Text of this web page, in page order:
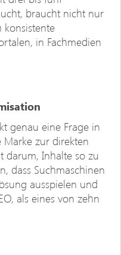
braucht nicht nur
in Fachmedien
genau eine Frage in
zur direkten
darum, Inhalte so zu
dass Suchmaschinen
ausspielen und
als eines von zehn